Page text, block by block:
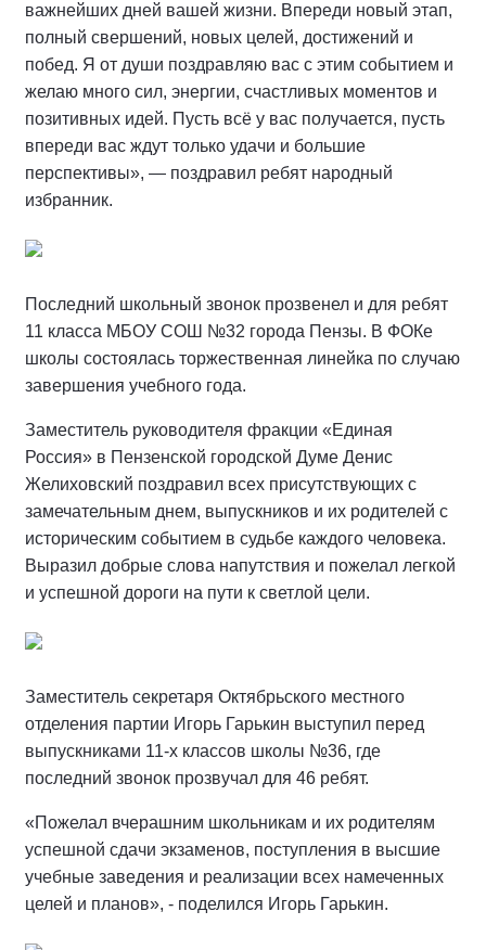
важнейших дней вашей жизни. Впереди новый этап,
полный свершений, новых целей, достижений и
побед. Я от души поздравляю вас с этим событием и
желаю много сил, энергии, счастливых моментов и
позитивных идей. Пусть всё у вас получается, пусть
впереди вас ждут только удачи и большие
перспективы», — поздравил ребят народный
избранник.
Последний школьный звонок прозвенел и для ребят
11 класса МБОУ СОШ №32 города Пензы. В ФОКе
школы состоялась торжественная линейка по случаю
завершения учебного года.
Заместитель руководителя фракции «Единая
Россия» в Пензенской городской Думе Денис
Желиховский поздравил всех присутствующих с
замечательным днем, выпускников и их родителей с
историческим событием в судьбе каждого человека.
Выразил добрые слова напутствия и пожелал легкой
и успешной дороги на пути к светлой цели.
Заместитель секретаря Октябрьского местного
отделения партии Игорь Гарькин выступил перед
выпускниками 11-х классов школы №36, где
последний звонок прозвучал для 46 ребят.
«Пожелал вчерашним школьникам и их родителям
успешной сдачи экзаменов, поступления в высшие
учебные заведения и реализации всех намеченных
целей и планов», - поделился Игорь Гарькин.